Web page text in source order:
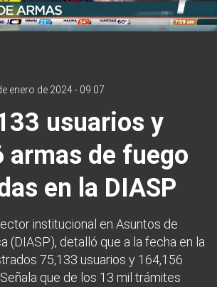
enero de 2024 - 09:07
usuarios y
armas de fuego
en la DIASP
institucional en Asuntos de
(DIASP), detalló que a la fecha en la
75,133 usuarios y 164,156
que de los 13 mil trámites